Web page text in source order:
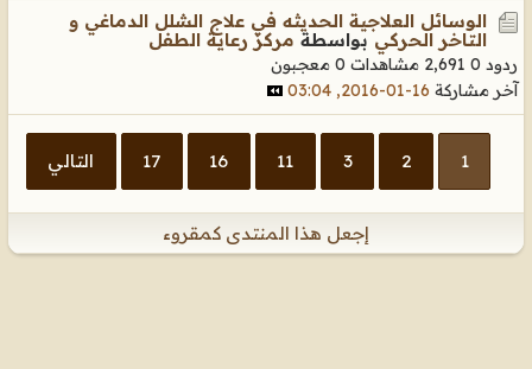
الوسائل العلاجية الحديثه في علاج الشلل الدماغي و
التاخر الحركي بواسطة مركز رعاية الطفل
ردود 0 2,691 مشاهدات
0 معجبون
آخر مشاركة 16-01-2016, 03:04
1
2
3
11
16
17 التالي
إجعل هذا المنتدى كمقروء